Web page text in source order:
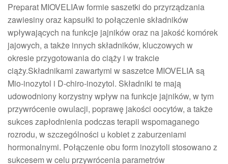
Preparat MIOVELIAw formie saszetki do przyrządzania
zawiesiny oraz kapsułki to połączenie składników
wpływających na funkcje jajników oraz na jakość komórek
jajowych, a także innych składników, kluczowych w
okresie przygotowania do ciąży i w trakcie
ciąży.Składnikami zawartymi w saszetce MIOVELIA są
Mio-inozytol i D-chiro-inozytol. Składniki te mają
udowodniony korzystny wpływ na funkcje jajników, w tym
przywrócenie owulacji, poprawę jakości oocytów, a także
sukces zapłodnienia podczas terapii wspomaganego
rozrodu, w szczególności u kobiet z zaburzeniami
hormonalnymi. Połączenie obu form inozytoli stosowano z
sukcesem w celu przywrócenia parametrów